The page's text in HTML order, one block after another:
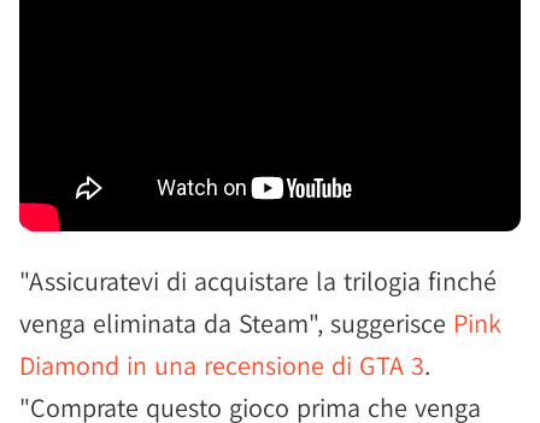
"Assicuratevi di acquistare la trilogia finché
venga eliminata da Steam", suggerisce Pink
Diamond in una recensione di GTA 3.
"Comprate questo gioco prima che venga